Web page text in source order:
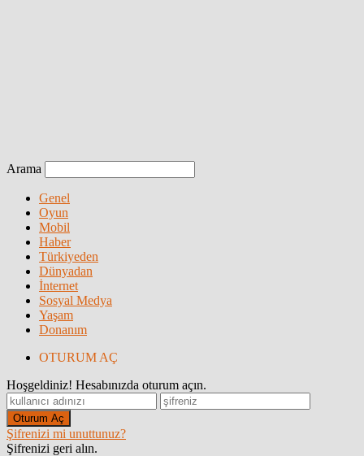
Arama
Genel
Oyun
Mobil
Haber
Türkiyeden
Dünyadan
İnternet
Sosyal Medya
Yaşam
Donanım
OTURUM AÇ
Hoşgeldiniz! Hesabınızda oturum açın.
Şifrenizi mi unuttunuz?
Şifrenizi geri alın.